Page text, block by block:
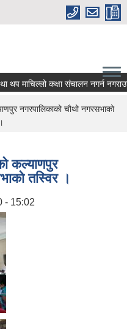
माचिल्लो कक्षा संचालन नगर्न नगराउन
नगरपालिकाको चौथो नगरसभाको
कल्याणपुर
तस्विर ।
- 15:02